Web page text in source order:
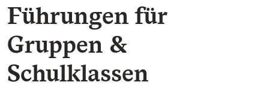
Führungen für
Gruppen &
Schulklassen